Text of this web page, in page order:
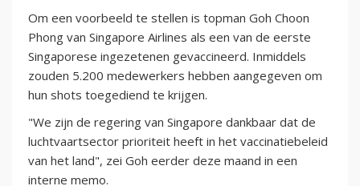
Om een voorbeeld te stellen is topman Goh Choon
Phong van Singapore Airlines als een van de eerste
Singaporese ingezetenen gevaccineerd. Inmiddels
zouden 5.200 medewerkers hebben aangegeven om
hun shots toegediend te krijgen.
"We zijn de regering van Singapore dankbaar dat de
luchtvaartsector prioriteit heeft in het vaccinatiebeleid
van het land", zei Goh eerder deze maand in een
interne memo.